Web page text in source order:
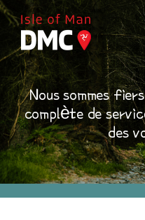
Nous sommes
complètede
des